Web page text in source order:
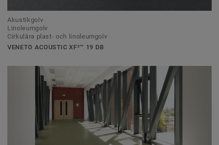
Akustikgolv
Linoleumgolv
Cirkulära plast- och linoleumgolv
VENETO ACOUSTIC XF²™ 19 DB